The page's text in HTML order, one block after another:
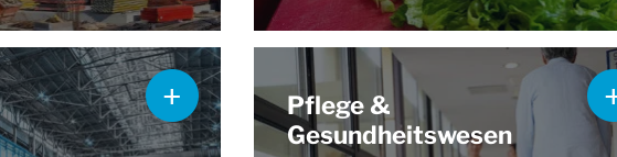
Pflege &
Gesundheitswesen